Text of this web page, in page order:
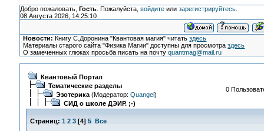
Добро пожаловать, Гость. Пожалуйста, войдитеили зарегистрируйтесь.
08 Августа 2026, 14:25:10
Новости: Книгу С.Доронина "Квантовая магия" читатьздесь
Материалы старого сайта "Физика Магии" доступны для просмотраздесь
О замеченных глюках просьба писать на почтуquantmag@mail.ru
Квантовый Портал
Тематические разделы
Эзотерика(Модератор: Quangel)
СИД о школе ДЭИР. ;-)
0
Страниц: 1 2 3[4] 5 Все